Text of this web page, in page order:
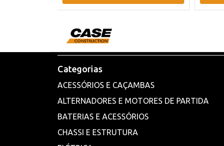
Categorias
ACESSÓRIOS E CAÇAMBAS
ALTERNADORES E MOTORES DE PARTIDA
BATERIAS E ACESSÓRIOS
CHASSI E ESTRUTURA